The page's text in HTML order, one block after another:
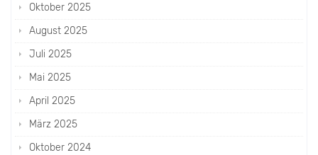
Oktober 2025
August 2025
Juli 2025
Mai 2025
April 2025
März 2025
Oktober 2024